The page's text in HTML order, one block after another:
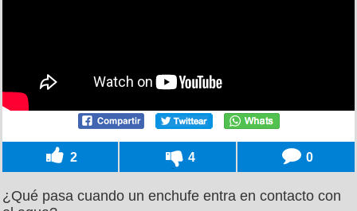
2 4 0
¿Qué pasa cuando un enchufe entra en contacto con